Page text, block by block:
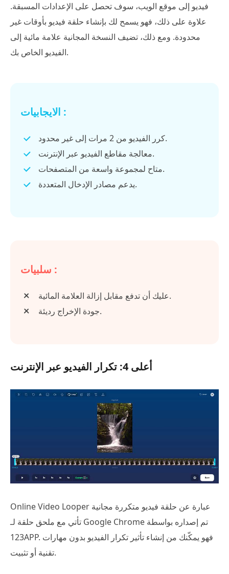
فيديو إلى موقع الويب، سوف تحصل على الإعدادات المسبقة.
علاوة على ذلك، فهو يسمح لك بإنشاء حلقة فيديو بأوقات غير
محدودة. ومع ذلك، تضيف النسخة المجانية علامة مائية إلى
الفيديو الخاص بك.
الايجابيات :
كرر الفيديو من 2 مرات إلى غير محدود.
معالجة مقاطع الفيديو عبر الإنترنت.
متاح لمجموعة واسعة من المتصفحات.
يدعم مصادر الإدخال المتعددة.
سلبيات :
عليك أن تدفع مقابل إزالة العلامة المائية.
جودة الإخراج رديئة.
أعلى 4: تكرار الفيديو عبر الإنترنت
Online Video Looper عبارة عن حلقة فيديو متكررة مجانية
تأتي مع ملحق حلقة لـ Google Chrome تم إصداره بواسطة
123APP. فهو يمكّنك من إنشاء تأثير تكرار الفيديو بدون مهارات
تقنية أو تثبيت.